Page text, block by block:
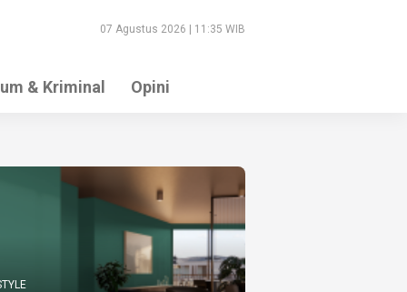
07 Agustus 2026 | 11:35 WIB
& Kriminal Opini